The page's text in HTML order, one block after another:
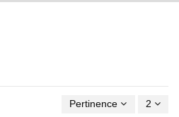
Pertinence 2